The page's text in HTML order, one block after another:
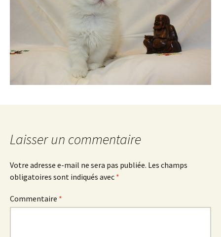
Laisser un commentaire
Votre adresse e-mail ne sera pas publiée. Les champs
obligatoires sont indiqués avec *
Commentaire *